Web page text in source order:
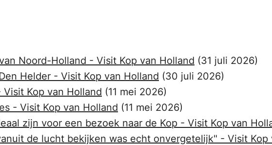
Noord-Holland - Visit Kop van Holland (31 juli 2026)
Helder - Visit Kop van Holland (30 juli 2026)
Kop van Holland (11 mei 2026)
- Visit Kop van Holland (11 mei 2026)
zijn voor een bezoek naar de Kop - Visit Kop van
de lucht bekijken was echt onvergetelijk" - Visit Kop